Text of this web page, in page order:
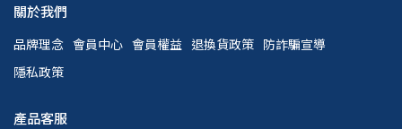
關於我們
品牌理念 會員中心 會員權益 退換貨政策 防詐騙宣導
隱私政策
產品客服